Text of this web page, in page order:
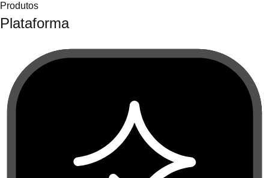
Produtos
Plataforma